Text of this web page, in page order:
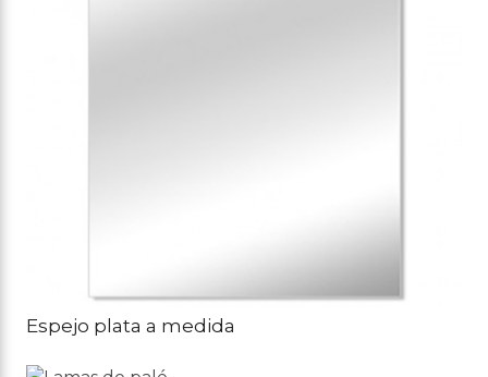
Espejo plata a medida